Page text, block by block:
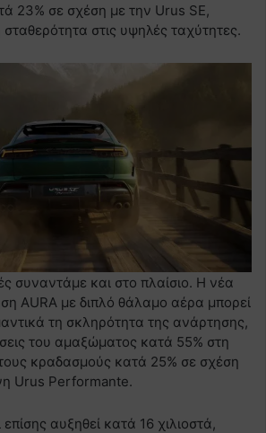
23% σε σχέση με την Urus SE,
στις υψηλές ταχύτητες.
συναντάμε και στο πλαίσιο. Η νέα
AURA με διπλό θάλαμο αέρα μπορεί
τη σκληρότητα της ανάρτησης,
του αμαξώματος κατά 55% στη
κραδασμούς κατά 25% σε σχέση
Urus Performante.
αυξηθεί κατά 16 χιλιοστά,